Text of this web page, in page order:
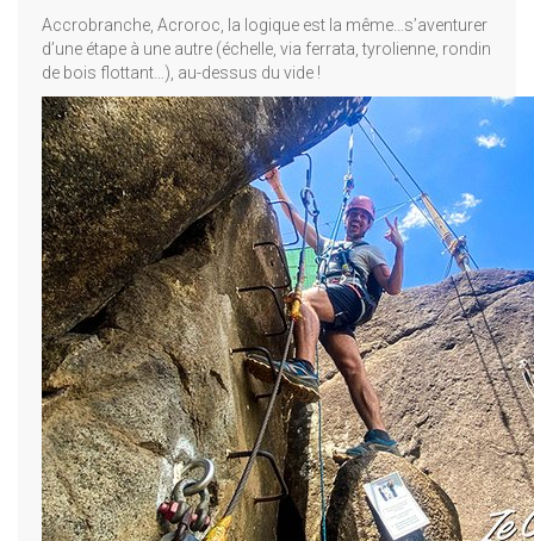
Accrobranche, Acroroc, la logique est la même…s’aventurer
d’une étape à une autre (échelle, via ferrata, tyrolienne, rondin
de bois flottant…), au-dessus du vide !